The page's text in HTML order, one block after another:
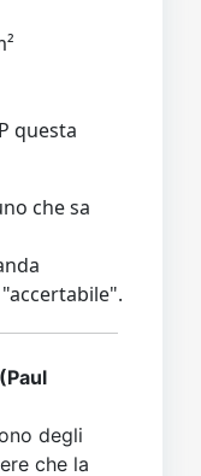
questa
che sa
degli
che la